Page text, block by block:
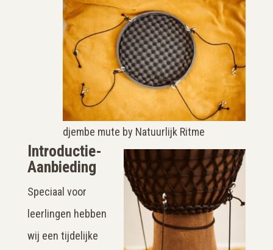
djembe mute by Natuurlijk Ritme
Introductie-
Aanbieding
Speciaal voor
leerlingen hebben
wij een tijdelijke